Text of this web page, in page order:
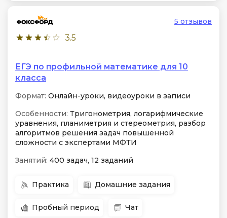
3.5
5 отзывов
ЕГЭ по профильной математике для 10
класса
Формат: Онлайн-уроки, видеоуроки в записи
Особенности: Тригонометрия, логарифмические
уравнения, планиметрия и стереометрия, разбор
алгоритмов решения задач повышенной
сложности с экспертами МФТИ
Занятий: 400 задач, 12 заданий
Практика Домашние задания
Пробный период Чат